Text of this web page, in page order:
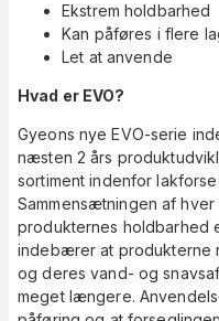
Ekstrem holdbarhed
Kan påføres i flere
Let at anvende
Hvad er EVO?
Gyeons nye EVO-serie
næsten 2 års
sortiment indenfor
Sammensætningen af
produkternes holdbarhed
indebærer at produkterne
og deres vand- og
meget længere.